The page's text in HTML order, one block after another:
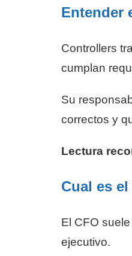
Entender
Controllers
cumplan
Su
correctos y
Lectura
Cual es el
El CFO
ejecutivo.